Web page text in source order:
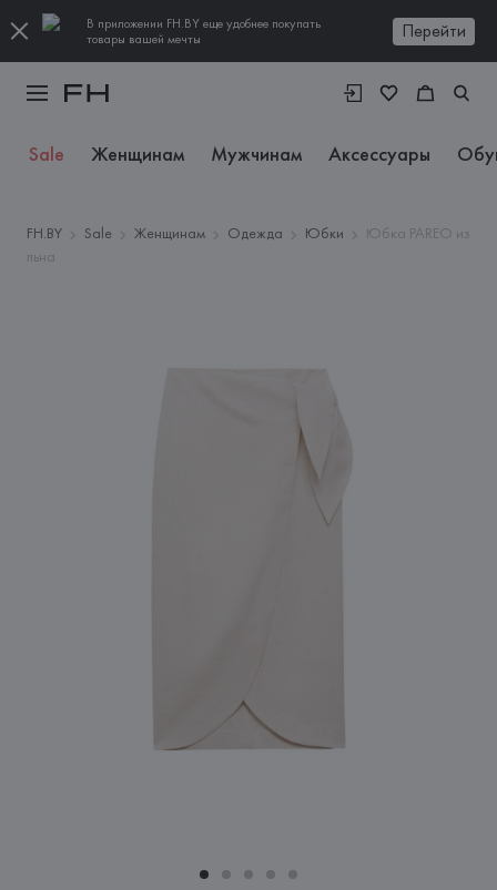
В приложении FH.BY еще удобнее покупать
товары вашей мечты
Перейти
Sale Женщинам Мужчинам Аксессуары
FH.BY Sale Женщинам Одежда Юбки
Юбка PAREO из
льна